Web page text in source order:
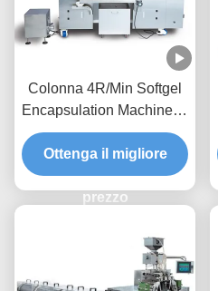
Colonna 4R/Min Softgel
Encapsulation Machine di
GMP 8
Ottenga il migliore
prezzo